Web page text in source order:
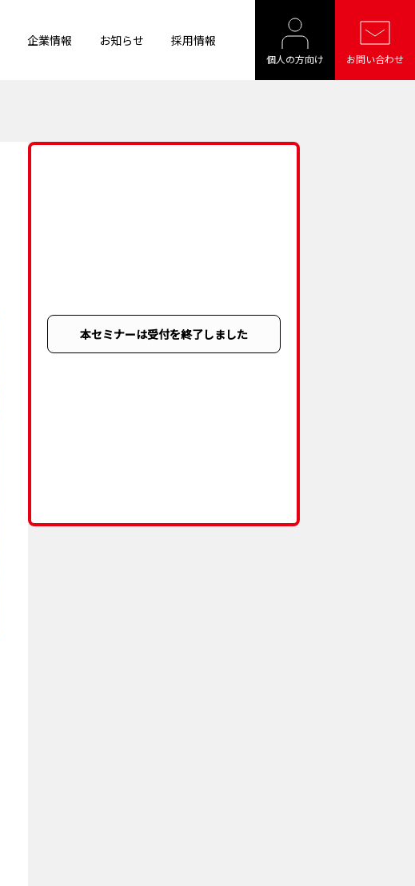
個人の方向け お問い合わせ
企業情報 お知らせ 採用情報
本セミナーは受付を終了しました